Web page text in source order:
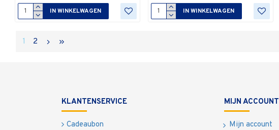
IN WINKELWAGEN IN WINKELWAGEN
1 2
KLANTENSERVICE
Cadeaubon
MIJN ACCOUNT
Mijn account